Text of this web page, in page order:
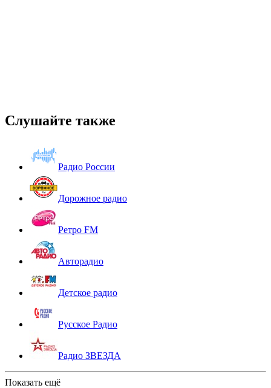
Слушайте также
Радио России
Дорожное радио
Ретро FM
Авторадио
Детское радио
Русское Радио
Радио ЗВЕЗДА
Показать ещё